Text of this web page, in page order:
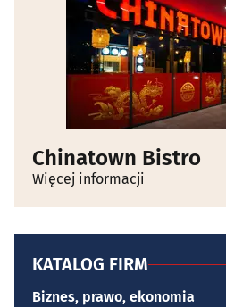
Chinatown Bistro
Więcej informacji
KATALOG FIRM
Biznes, prawo, ekonomia